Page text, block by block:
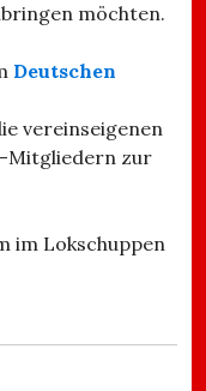
möchten.
Deutschen
vereinseigenen
Mitgliedern zur
im Lokschuppen